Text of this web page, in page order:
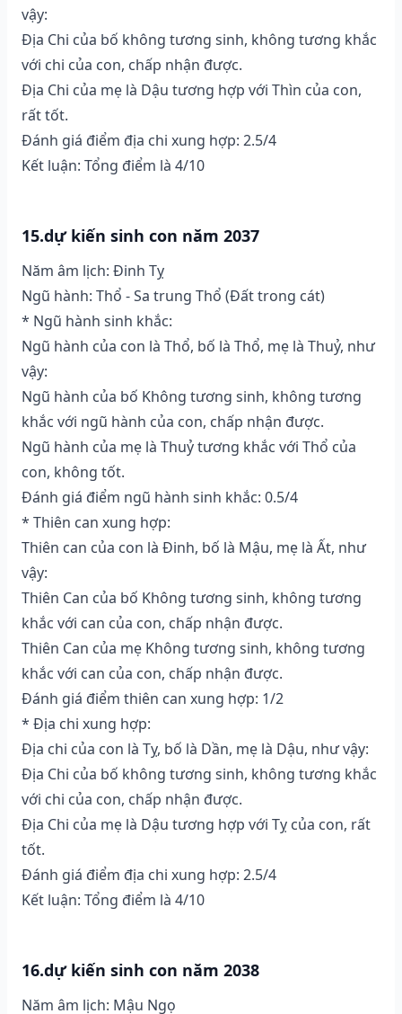
vậy:
Địa Chi của bố không tương sinh, không tương khắc
với chi của con, chấp nhận được.
Địa Chi của mẹ là Dậu tương hợp với Thìn của con,
rất tốt.
Đánh giá điểm địa chi xung hợp: 2.5/4
Kết luận: Tổng điểm là 4/10
15.dự kiến sinh con năm 2037
Năm âm lịch: Đinh Tỵ
Ngũ hành: Thổ - Sa trung Thổ (Ðất trong cát)
* Ngũ hành sinh khắc:
Ngũ hành của con là Thổ, bố là Thổ, mẹ là Thuỷ, như
vậy:
Ngũ hành của bố Không tương sinh, không tương
khắc với ngũ hành của con, chấp nhận được.
Ngũ hành của mẹ là Thuỷ tương khắc với Thổ của
con, không tốt.
Đánh giá điểm ngũ hành sinh khắc: 0.5/4
* Thiên can xung hợp:
Thiên can của con là Đinh, bố là Mậu, mẹ là Ất, như
vậy:
Thiên Can của bố Không tương sinh, không tương
khắc với can của con, chấp nhận được.
Thiên Can của mẹ Không tương sinh, không tương
khắc với can của con, chấp nhận được.
Đánh giá điểm thiên can xung hợp: 1/2
* Địa chi xung hợp:
Địa chi của con là Tỵ, bố là Dần, mẹ là Dậu, như vậy:
Địa Chi của bố không tương sinh, không tương khắc
với chi của con, chấp nhận được.
Địa Chi của mẹ là Dậu tương hợp với Tỵ của con, rất
tốt.
Đánh giá điểm địa chi xung hợp: 2.5/4
Kết luận: Tổng điểm là 4/10
16.dự kiến sinh con năm 2038
Năm âm lịch: Mậu Ngọ